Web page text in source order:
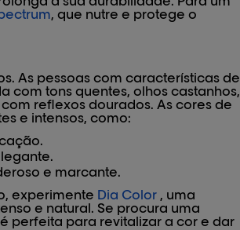
, que nutre e protege o
As pessoas com características de
com tons quentes, olhos castanhos,
reflexos dourados. As cores de
e intensos, como:
e marcante.
experimente Dia Color , uma
e natural. Se procura uma
é perfeita para revitalizar a cor e dar